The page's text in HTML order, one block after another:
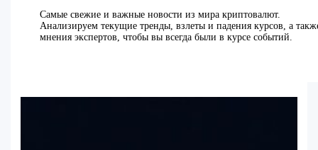
Самые свежие и важные новости из мира криптовалют.
Анализируем текущие тренды, взлеты и падения курсов, а
мнения экспертов, чтобы вы всегда были в курсе событий.